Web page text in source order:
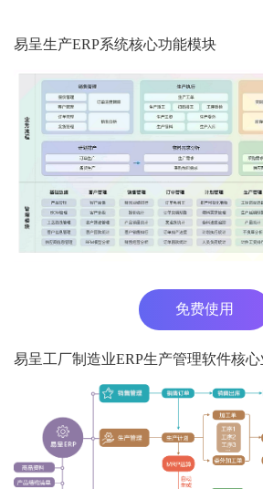
易呈生产ERP系统核心功能模块
免费使用
易呈工厂制造业ERP生产管理软件核